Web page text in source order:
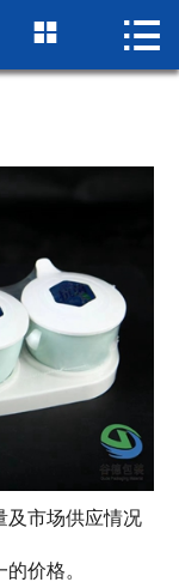
网站首页
备展示
闻中心
房厂景
系我们
 
及市场供应情况
价格。